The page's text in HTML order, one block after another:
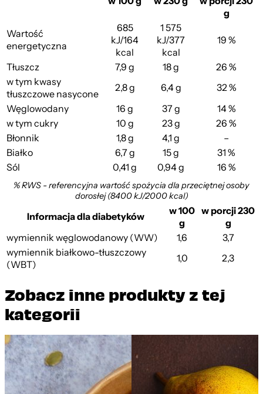
g
Wartość
energetyczna
685
kJ/164
kcal
1 575
kJ/377
kcal
19 %
Tłuszcz 7,9 g 18 g
26 %
w tym kwasy
tłuszczowe nasycone
2,8 g 6,4 g
32 %
Węglowodany
16 g 37 g
14 %
w tym cukry
10 g 23 g
26 %
Błonnik
1,8 g 4,1 g
–
Białko
6,7 g 15 g
31 %
Sól
0,41 g 0,94 g 16 %
% RWS - referencyjna wartość spożycia dla przeciętnej osoby
dorosłej (8400 kJ/2000 kcal)
Informacja dla diabetyków
w 100
g
w porcji 230
g
wymiennik węglowodanowy (WW)
1,6
3,7
wymiennik białkowo-tłuszczowy
(WBT)
1,0 2,3
Zobacz inne produkty z tej
kategorii